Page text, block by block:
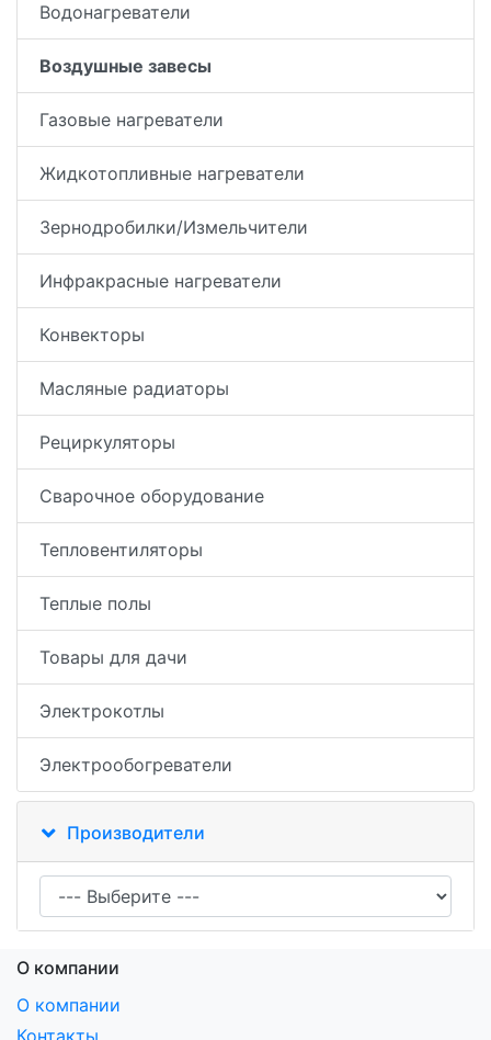
Водонагреватели
Воздушные завесы
Газовые нагреватели
Жидкотопливные нагреватели
Зернодробилки/Измельчители
Инфракрасные нагреватели
Конвекторы
Масляные радиаторы
Рециркуляторы
Сварочное оборудование
Тепловентиляторы
Теплые полы
Товары для дачи
Электрокотлы
Электрообогреватели
Производители
О компании
О компании
Контакты